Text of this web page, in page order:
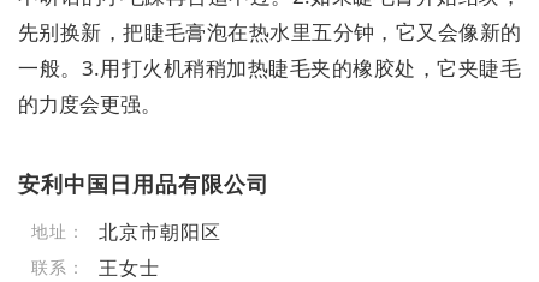
先别换新，把睫毛膏泡在热水里五分钟，它又会像新的
一般。3.用打火机稍稍加热睫毛夹的橡胶处，它夹睫毛
的力度会更强。
安利中国日用品有限公司
地址： 北京市朝阳区
联系： 王女士